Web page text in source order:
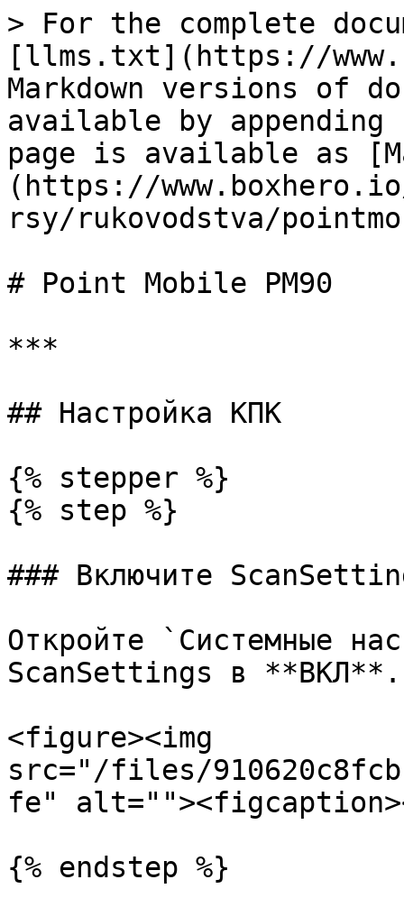
> For the complete
[llms.txt](https://
Markdown versions of
available by
page is available as
(https://
rsy/rukovodstva/
# Point Mobile PM90
***
## Настройка КПК
{% stepper %}
{% step %}
### Включите
Откройте `Системные
ScanSettings в **ВКЛ**.
<figure><img
src="/files/
fe"
{% endstep %}